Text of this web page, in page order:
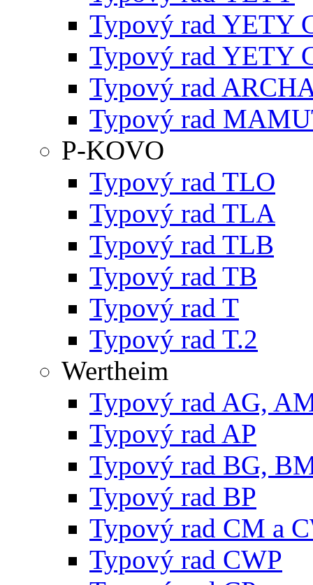
Typový rad YETY
Typový rad YETY
Typový rad
Typový rad
P-KOVO
Typový rad TLO
Typový rad TLA
Typový rad TLB
Typový rad TB
Typový rad T
Typový rad T.2
Wertheim
Typový rad AG,
Typový rad AP
Typový rad BG,
Typový rad BP
Typový rad CM a
Typový rad CWP